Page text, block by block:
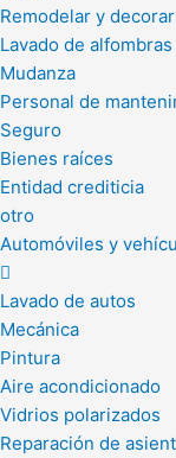
Remodelar y decorar
Lavado de alfombras
Mudanza
Personal de
Seguro
Bienes raíces
Entidad crediticia
otro
Automóviles y
Lavado de autos
Mecánica
Pintura
Aire acondicionado
Vidrios polarizados
Reparación de